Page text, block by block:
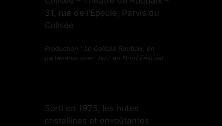
31, rue de l’Epeule, Parvis du
Colisée
Production : Le Colisée Roubaix, en
partenariat avec Jazz en Nord Festival
Sorti en 1975, les notes
cristallines et envoûtantes